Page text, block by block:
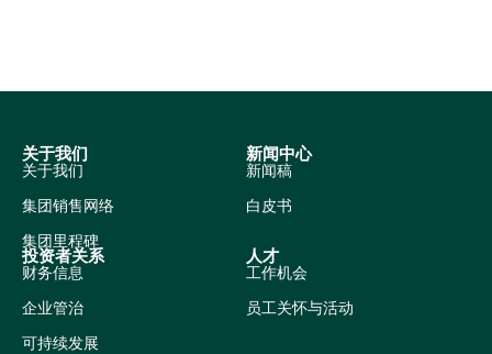
关于我们
关于我们
集团销售网络
集团里程碑
新闻中心
新闻稿
白皮书
投资者关系
财务信息
企业管治
可持续发展
人才
工作机会
员工关怀与活动